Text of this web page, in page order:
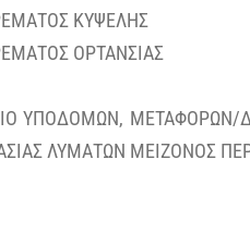
ΚΥΨΕΛΗΣ
ΟΡΤΑΝΣΙΑΣ
ΥΠΟΔΟΜΩΝ, ΜΕΤΑΦΟΡΩΝ/
ΛΥΜΑΤΩΝ ΜΕΙΖΟΝΟΣ